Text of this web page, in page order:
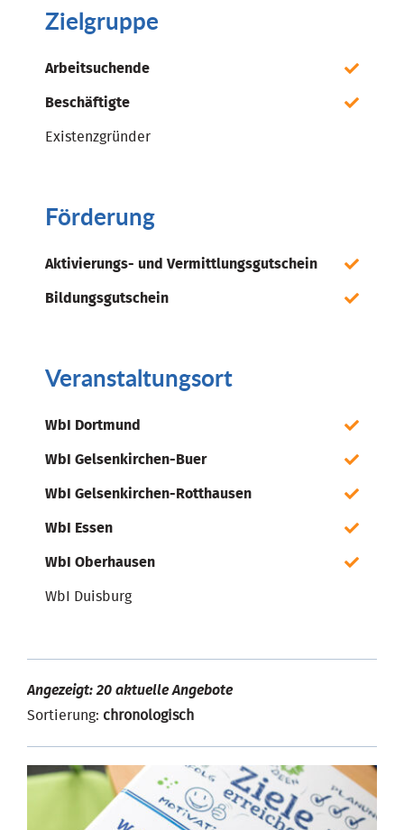
Zielgruppe
Arbeitsuchende
Beschäftigte
Existenzgründer
Förderung
Aktivierungs- und Vermittlungsgutschein
Bildungsgutschein
Veranstaltungsort
WbI Dortmund
WbI Gelsenkirchen-Buer
WbI Gelsenkirchen-Rotthausen
WbI Essen
WbI Oberhausen
WbI Duisburg
Angezeigt: 20 aktuelle Angebote
Sortierung: chronologisch